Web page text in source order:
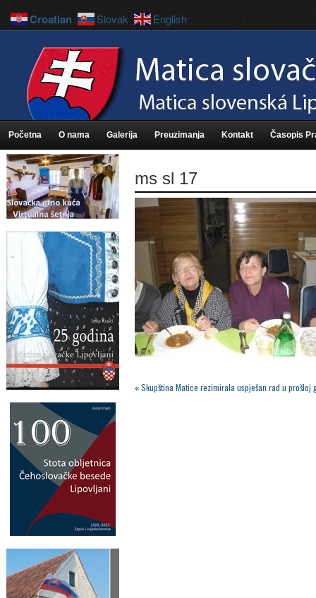
Početna O nama Galerija Preuzimanja Kontakt Časopis
ms sl 17
«Skupština Matice rezimirala uspješan rad u prošloj
Croatian Slovak English